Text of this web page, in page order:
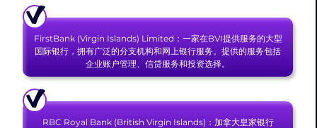
FirstBank (Virgin Islands) Limited：一家在BVI提供服务的大型
国际银行，拥有广泛的分支机构和网上银行服务。提供的服务包括
企业账户管理、信贷服务和投资选择。
RBC Royal Bank (British Virgin Islands)：加拿大皇家银行